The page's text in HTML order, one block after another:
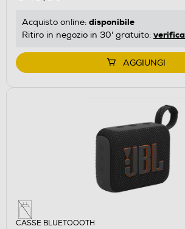
Acquisto online: disponibile
Ritiro in negozio in 30' gratuito: verifica
AGGIUNGI
CASSE BLUETOOOTH